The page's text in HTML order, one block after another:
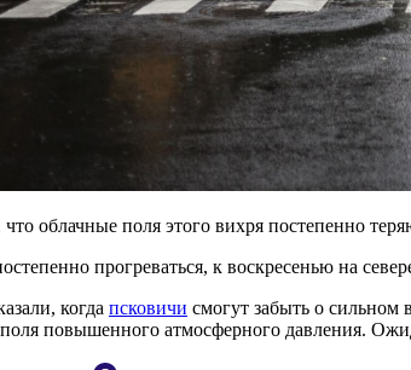
облачные поля этого вихря постепенно
прогреваться, к воскресенью на
когда псковичи смогут забыть о сильном
повышенного атмосферного давления.